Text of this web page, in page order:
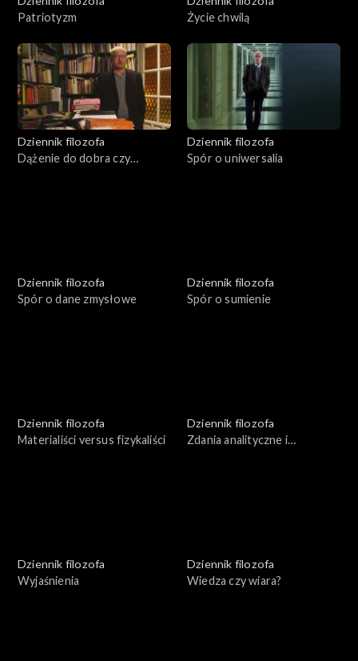
Patriotyzm
Życie chwilą
Dziennik filozofa
Dążenie do dobra czy
Dziennik filozofa
Spór o uniwersalia
Dziennik filozofa
Spór o dane zmysłowe
Dziennik filozofa
Spór o sumienie
Dziennik filozofa
Materialiści versus fizykaliści
Dziennik filozofa
Zdania analityczne i
Dziennik filozofa
Wyjaśnienia
Dziennik filozofa
Wiedza czy wiara?